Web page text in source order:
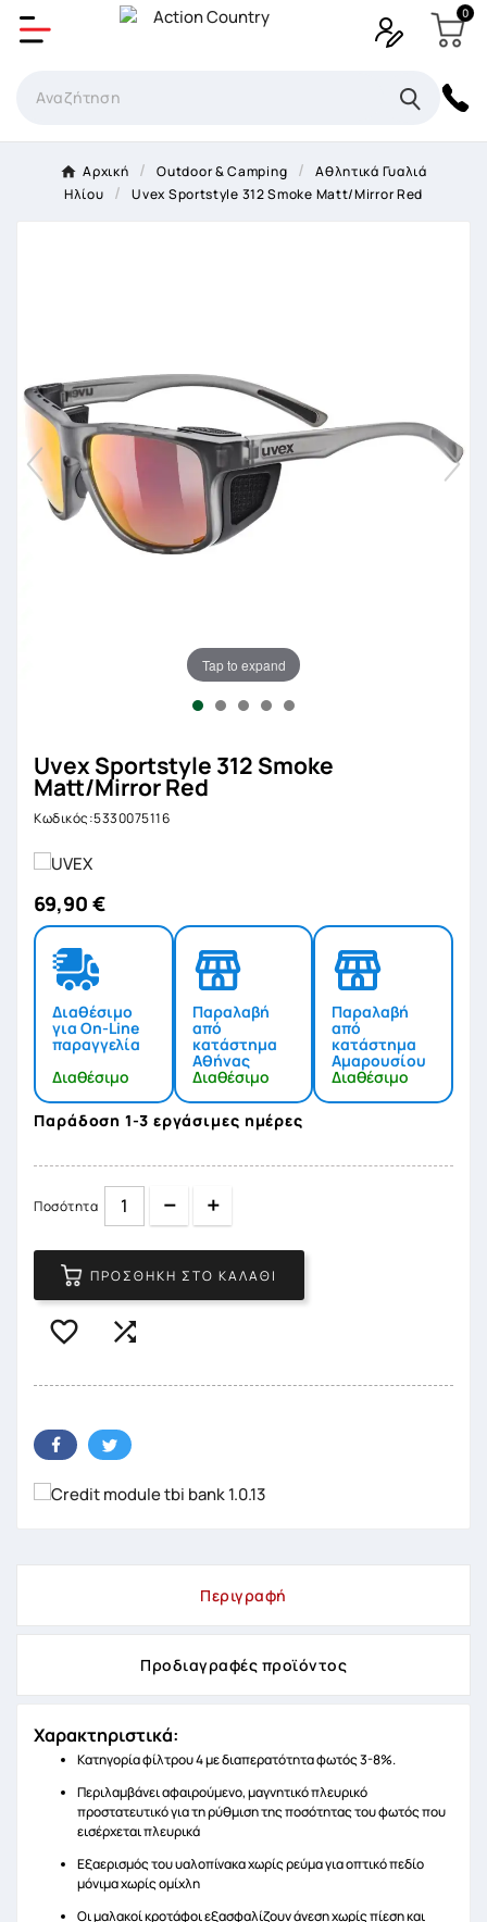
0
Αρχική Outdoor & Camping
Αθλητικά Γυαλιά
Ηλίου
Uvex Sportstyle 312 Smoke Matt/Mirror Red
Tap to expand
Uvex Sportstyle 312 Smoke
Matt/Mirror Red
Κωδικός:5330075116
69,90 €
Διαθέσιμο
για On-Line
παραγγελία
Διαθέσιμο
Παραλαβή
από
κατάστημα
Αθήνας
Διαθέσιμο
Παραλαβή
από
κατάστημα
Αμαρουσίου
Διαθέσιμο
Παράδοση 1-3 εργάσιμες ημέρες
Ποσότητα Quantity
ΠΡΟΣΘΉΚΗ ΣΤΟ ΚΑΛΆΘΙ
 
Περιγραφή
Προδιαγραφές προϊόντος
Χαρακτηριστικά:
Κατηγορία φίλτρου 4 με διαπερατότητα φωτός 3-8%.
Περιλαμβάνει αφαιρούμενο, μαγνητικό πλευρικό
προστατευτικό για τη ρύθμιση της ποσότητας του φωτός που
εισέρχεται πλευρικά
Εξαερισμός του υαλοπίνακα χωρίς ρεύμα για οπτικό πεδίο
μόνιμα χωρίς ομίχλη
Οι μαλακοί κροτάφοι εξασφαλίζουν άνεση χωρίς πίεση και
Δημιουργία λίστα επιθυμητών
×
Όνομα Λίστα επιθυμιτών
Ακύρωση Δημιουργία λίστα επιθυμητών